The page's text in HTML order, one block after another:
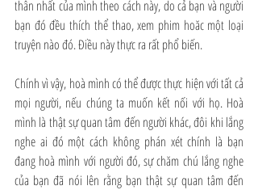
thân nhất của mình theo cách này, do cả bạn và người
bạn đó đều thích thể thao, xem phim hoăc một loại
truyện nào đó. Điều này thực ra rất phổ biến.
Chính vì vậy, hoà mình có thể được thực hiện với tất cả
mọi người, nếu chúng ta muốn kết nối với họ. Hoà
mình là thật sự quan tâm đến người khác, đôi khi lắng
nghe ai đó một cách không phán xét chính là bạn
đang hoà mình với người đó, sự chăm chú lắng nghe
của bạn đã nói lên rằng bạn thật sự quan tâm đến